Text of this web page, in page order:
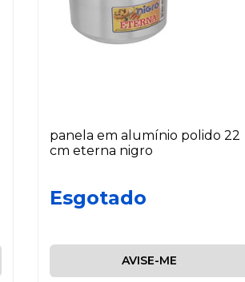
panela em alumínio polido 22
cm eterna nigro
Esgotado
AVISE-ME